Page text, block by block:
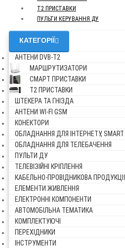
Т2 ПРИСТАВКИ
ПУЛЬТИ КЕРУВАННЯ ДУ
КАТЕГОРІЇ
АНТЕНИ DVB-Т2
МАРШРУТИЗАТОРИ
СМАРТ ПРИСТАВКИ
Т2 ПРИСТАВКИ
ШТЕКЕРА ТА ГНІЗДА
АНТЕНИ WI-FI GSM
КОНЕКТОРИ
ОБЛАДНАННЯ ДЛЯ ІНТЕРНЕТУ, SMART
ОБЛАДНАННЯ ДЛЯ ТЕЛЕБАЧЕННЯ
ПУЛЬТИ ДУ
ТЕЛЕВІЗІЙНІ КРІПЛЕННЯ
КАБЕЛЬНО-ПРОВІДНИКОВА
ЕЛЕМЕНТИ ЖИВЛЕННЯ
ЕЛЕКТРОННІ КОМПОНЕНТИ
АВТОМОБІЛЬНА ТЕМАТИКА
КОМПЛЕКТУЮЧІ
ПЕРЕХІДНИКИ
ІНСТРУМЕНТИ